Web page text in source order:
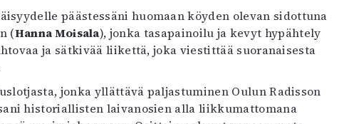
päästessäni huomaan köyden olevan sidottuna
(Hanna Moisala), jonka tasapainoilu ja kevyt hypähtely
ja sätkivää liikettä, joka viestittää suoranaisesta
jonka yllättävä paljastuminen Oulun Radisson
historiallisten laivanosien alla liikkumattomana